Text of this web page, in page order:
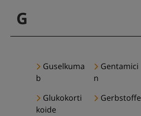
G
Guselkuma
b
Gentamici
n
Glukokorti
koide
Gerbstoffe